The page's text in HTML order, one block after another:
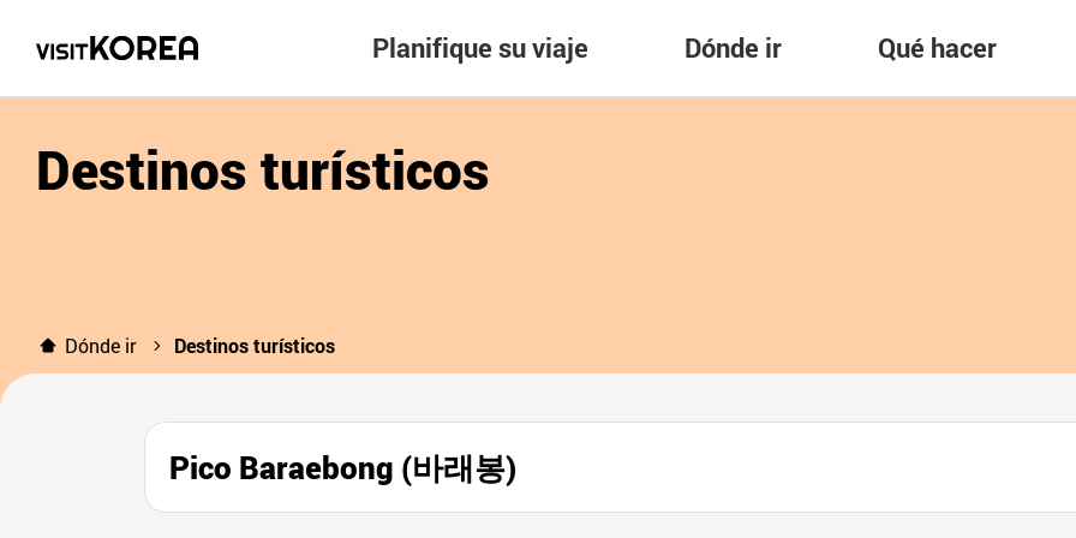
Planifique su viaje Dónde ir Qué hacer
Destinos turísticos
Dónde ir Destinos turísticos
Pico Baraebong (바래봉)